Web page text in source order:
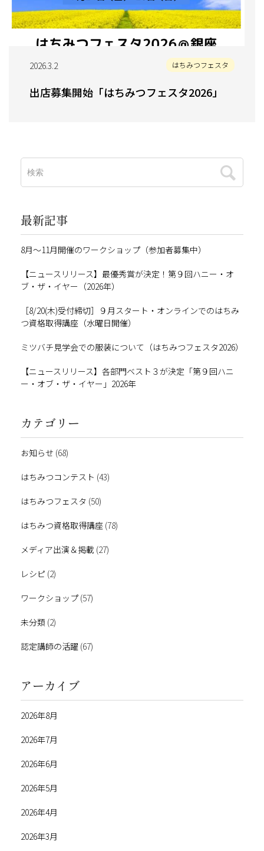
2026.3.2 はちみつフェスタ
出店募集開始「はちみつフェスタ2026」
最新記事
8月～11月開催のワークショップ（参加者募集中）
【ニュースリリース】最優秀賞が決定！第９回ハニー・オ
ブ・ザ・イヤー（2026年）
［8/20(木)受付締切］９月スタート・オンラインでのはちみ
つ資格取得講座（水曜日開催）
ミツバチ見学会での服装について（はちみつフェスタ2026）
【ニュースリリース】各部門ベスト３が決定「第９回ハニ
ー・オブ・ザ・イヤー」2026年
カテゴリー
お知らせ (68)
はちみつコンテスト (43)
はちみつフェスタ (50)
はちみつ資格取得講座 (78)
メディア出演＆掲載 (27)
レシピ (2)
ワークショップ (57)
未分類 (2)
認定講師の活躍 (67)
アーカイブ
2026年8月
2026年7月
2026年6月
2026年5月
2026年4月
2026年3月